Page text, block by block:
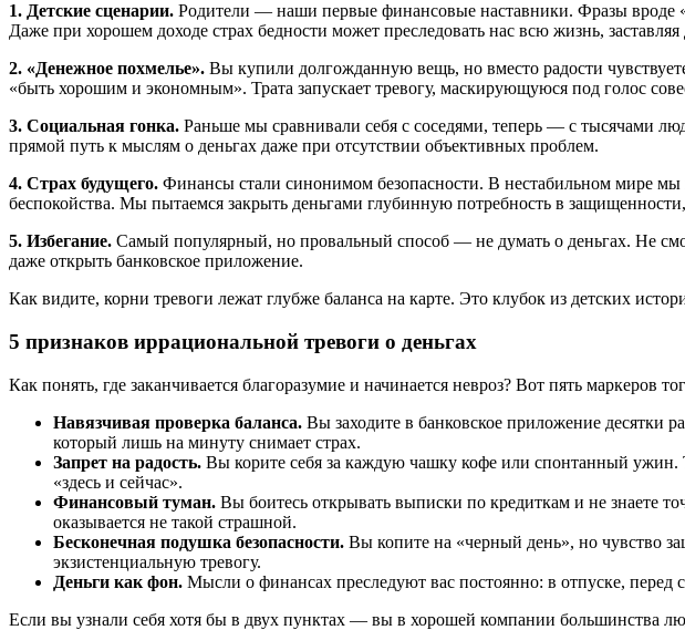
1. Детские сценарии. Родители — наши первые финансовые наставники. Фразы вроде
Даже при хорошем доходе страх бедности может преследовать нас всю жизнь,
2. «Денежное похмелье». Вы купили долгожданную вещь, но вместо радости
«быть хорошим и экономным». Трата запускает тревогу, маскирующуюся под голос
3. Социальная гонка. Раньше мы сравнивали себя с соседями, теперь — с тысячами
прямой путь к мыслям о деньгах даже при отсутствии объективных проблем.
4. Страх будущего. Финансы стали синонимом безопасности. В нестабильном мире мы
беспокойства. Мы пытаемся закрыть деньгами глубинную потребность в
5. Избегание. Самый популярный, но провальный способ — не думать о деньгах. Не
даже открыть банковское приложение.
Как видите, корни тревоги лежат глубже баланса на карте. Это клубок из детских
5 признаков иррациональной тревоги о деньгах
Как понять, где заканчивается благоразумие и начинается невроз? Вот пять маркеров
Навязчивая проверка баланса. Вы заходите в банковское приложение десятки
который лишь на минуту снимает страх.
Запрет на радость. Вы корите себя за каждую чашку кофе или спонтанный ужин.
«здесь и сейчас».
Финансовый туман. Вы боитесь открывать выписки по кредиткам и не знаете
оказывается не такой страшной.
Бесконечная подушка безопасности. Вы копите на «черный день», но чувство
экзистенциальную тревогу.
Деньги как фон. Мысли о финансах преследуют вас постоянно: в отпуске, перед
Если вы узнали себя хотя бы в двух пунктах — вы в хорошей компании большинства